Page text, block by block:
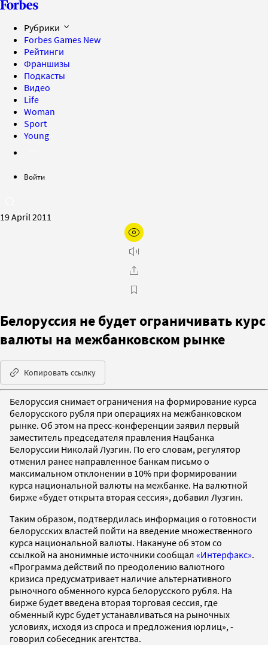
Рубрики
Forbes Games New
Рейтинги
Франшизы
Подкасты
Видео
Life
Woman
Sport
Young
Войти
19 April 2011
Белоруссия не будет ограничивать курс
валюты на межбанковском рынке
Копировать ссылку
Белоруссия снимает ограничения на формирование курса
белорусского рубля при операциях на межбанковском
рынке. Об этом на пресс-конференции заявил первый
заместитель председателя правления Нацбанка
Белоруссии Николай Лузгин. По его словам, регулятор
отменил ранее направленное банкам письмо о
максимальном отклонении в 10% при формировании
курса национальной валюты на межбанке. На валютной
бирже «будет открыта вторая сессия», добавил Лузгин.
Таким образом, подтвердилась информация о готовности
белорусских властей пойти на введение множественного
курса национальной валюты. Накануне об этом со
ссылкой на анонимные источники сообщал «Интерфакс».
«Программа действий по преодолению валютного
кризиса предусматривает наличие альтернативного
рыночного обменного курса белорусского рубля. На
бирже будет введена вторая торговая сессия, где
обменный курс будет устанавливаться на рыночных
условиях, исходя из спроса и предложения юрлиц», -
говорил собеседник агентства.